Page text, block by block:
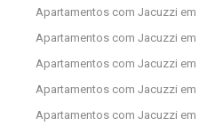
Apartamentos com Jacuzzi
Apartamentos com Jacuzzi em
Apartamentos com Jacuzzi em
Apartamentos com Jacuzzi em
Apartamentos com Jacuzzi em